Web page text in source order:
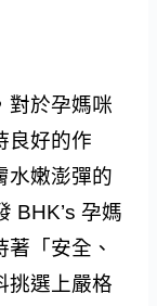
對於孕媽咪
良好的作
水嫩澎彈的
BHK’s 孕媽
「安全、
挑選上嚴格